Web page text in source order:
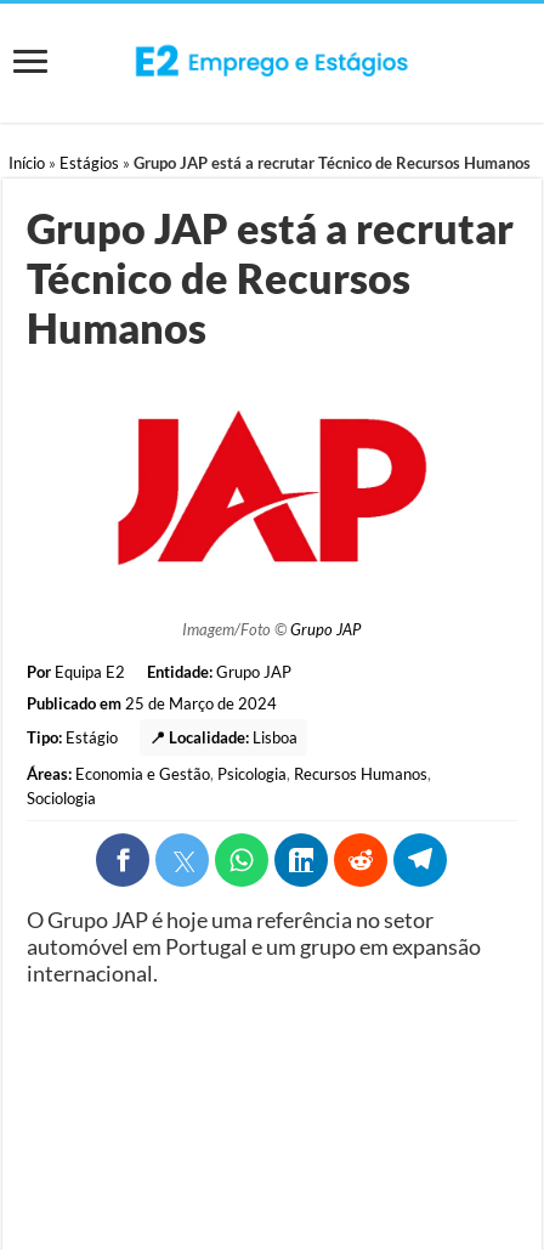
Início » Estágios »Grupo JAP está a recrutar Técnico de Recursos Humanos
Grupo JAP está a recrutar
Técnico de Recursos
Humanos
Imagem/Foto ©Grupo JAP
Por Equipa E2 Entidade:Grupo JAP
Publicado em 25 de Março de 2024
Tipo: Estágio 📍 Localidade: Lisboa
Áreas: Economia e Gestão, Psicologia, Recursos Humanos,
Sociologia
O Grupo JAP é hoje uma referência no setor
automóvel em Portugal e um grupo em expansão
internacional.